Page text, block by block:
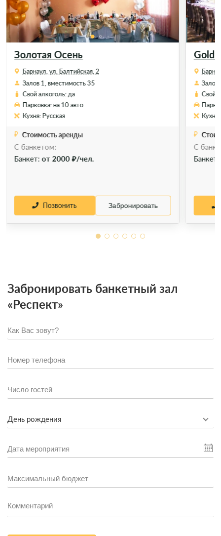
Позвонить
Золотая Осень
Барнаул, ул. Балтийская, 2
Залов 1, вместимость 35
Свой алкоголь: да
Парковка: на 10 авто
Кухня: Русская
Стоимость аренды
C банкетом:
Банкет:от 2000 ₽/чел.
Позвонить Забронировать
Gold
Залов
Свой
C
Банкет:
Забронировать банкетный зал
«Респект»
День рождения